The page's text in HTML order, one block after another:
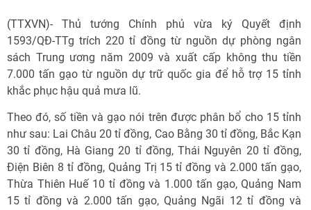
(TTXVN)- Thủ tướng Chính phủ vừa ký Quyết định
1593/QĐ-TTg trích 220 tỉ đồng từ nguồn dự phòng ngân
sách Trung ương năm 2009 và xuất cấp không thu tiền
7.000 tấn gạo từ nguồn dự trữ quốc gia để hỗ trợ 15 tỉnh
khắc phục hậu quả mưa lũ.
Theo đó, số tiền và gạo nói trên được phân bổ cho 15 tỉnh
như sau: Lai Châu 20 tỉ đồng, Cao Bằng 30 tỉ đồng, Bắc Kạn
30 tỉ đồng, Hà Giang 20 tỉ đồng, Thái Nguyên 20 tỉ đồng,
Điện Biên 8 tỉ đồng, Quảng Trị 15 tỉ đồng và 2.000 tấn gạo,
Thừa Thiên Huế 10 tỉ đồng và 1.000 tấn gạo, Quảng Nam
15 tỉ đồng và 2.000 tấn gạo, Quảng Ngãi 12 tỉ đồng và